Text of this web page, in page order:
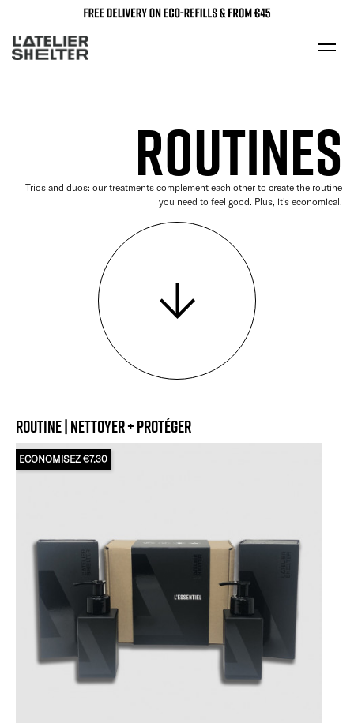
ROUTINES
Trios and duos: our treatments complement each other to create the routine
you need to feel good. Plus, it's economical.
ROUTINE | NETTOYER + PROTÉGER
ECONOMISEZ €7.30